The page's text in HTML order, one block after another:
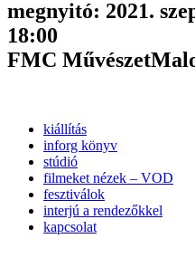
megnyitó: 2021.
18:00
FMC
kiállítás
inforg könyv
stúdió
filmeket nézek – VOD
fesztiválok
interjú a rendezőkkel
kapcsolat